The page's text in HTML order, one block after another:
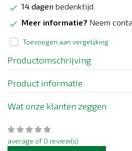
14 dagen bedenktijd
Meer informatie? Neem
Toevoegen aan vergelijking
Productomschrijving
Product informatie
Wat onze klanten zeggen
average of 0 review(s)